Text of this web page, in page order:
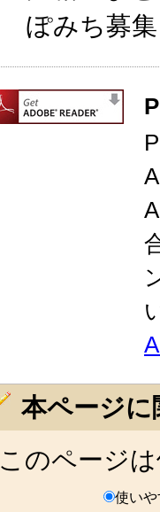
ぽみち募
本ページ
このページ
使い